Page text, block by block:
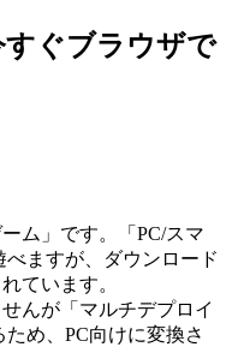
ぐブラウザで
ム」です。「PC/スマ
ますが、ダウンロード
ています。
んが「マルチデプロイ
め、PC向けに変換さ